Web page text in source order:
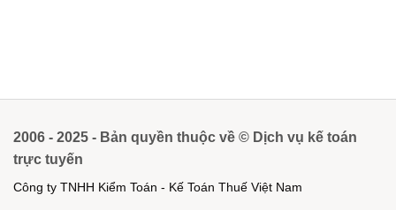
2006 - 2025 - Bản quyền thuộc về © Dịch vụ kế toán
trực tuyến
Công ty TNHH Kiểm Toán - Kế Toán Thuế Việt Nam